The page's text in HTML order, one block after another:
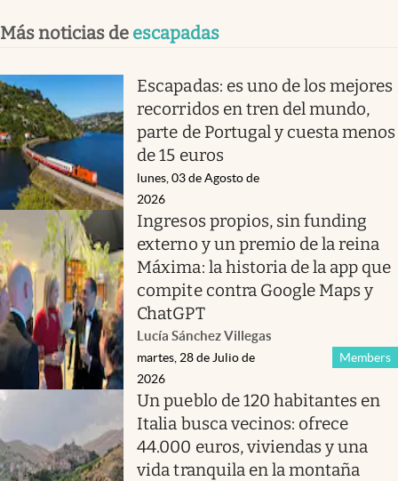
Más noticias de escapadas
Escapadas: es uno de los mejores
recorridos en tren del mundo,
parte de Portugal y cuesta menos
de 15 euros
lunes, 03 de Agosto de
2026
Ingresos propios, sin funding
externo y un premio de la reina
Máxima: la historia de la app que
compite contra Google Maps y
ChatGPT
Lucía Sánchez Villegas
Members
martes, 28 de Julio de
2026
Un pueblo de 120 habitantes en
Italia busca vecinos: ofrece
44.000 euros, viviendas y una
vida tranquila en la montaña